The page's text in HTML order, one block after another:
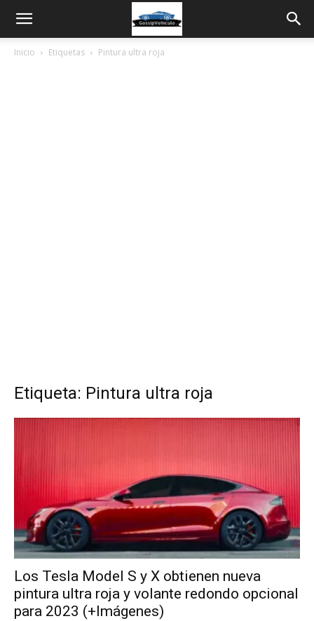
Inicio Etiquetas Pintura ultra roja
Etiqueta: Pintura ultra roja
Los Tesla Model S y X obtienen nueva
pintura ultra roja y volante redondo opcional
para 2023 (+Imágenes)